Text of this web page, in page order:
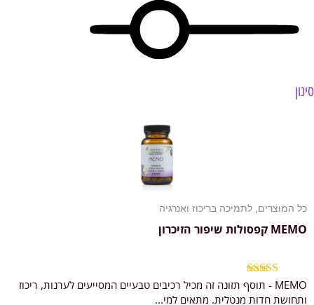
סינון
כל המוצרים, לתמיכה בריכוז ואנרגיה
MEMO קפסולות שיפור הזיכרון
MEMO - תוסף תזונה זה מכיל רכיבים טבעיים המסייעים לערנות, ריכוז
ותחושת חדות מנטלית. מתאים למי...
דורג5.00
מתוך 5